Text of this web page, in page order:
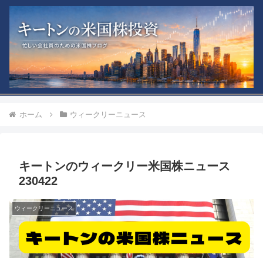
ホーム ウィークリーニュース
キートンのウィークリー米国株ニュース
230422
ウィークリーニュース